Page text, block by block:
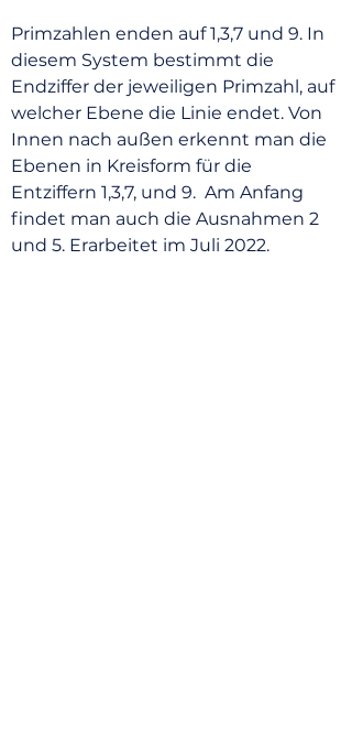
Primzahlen enden auf 1,3,7 und 9. In
diesem System bestimmt die
Endziffer der jeweiligen Primzahl, auf
welcher Ebene die Linie endet. Von
Innen nach außen erkennt man die
Ebenen in Kreisform für die
Entziffern 1,3,7, und 9. Am Anfang
findet man auch die Ausnahmen 2
und 5. Erarbeitet im Juli 2022.